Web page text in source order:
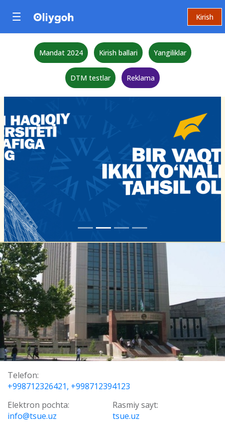
Kirish
Mandat 2024 Kirish ballari Yangiliklar
DTM testlar Reklama
Telefon:
+998712326421, +998712394123
Elektron pochta:
info@tsue.uz
Rasmiy sayt:
tsue.uz